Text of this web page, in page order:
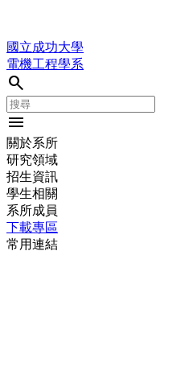
國立成功大學
電機工程學系
search
menu
關於系所
研究領域
招生資訊
學生相關
系所成員
下載專區
常用連結